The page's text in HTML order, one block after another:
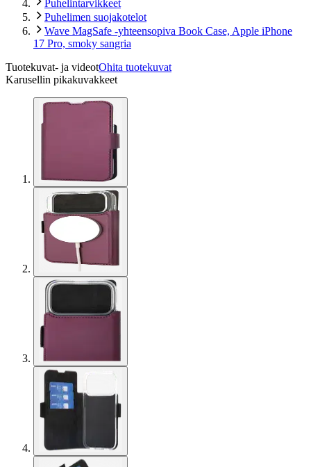
Puhelintarvikkeet
Puhelimen suojakotelot
Wave MagSafe -yhteensopiva Book Case, Apple iPhone
17 Pro, smoky sangria
Tuotekuvat- ja videotOhita tuotekuvat
Karusellin pikakuvakkeet